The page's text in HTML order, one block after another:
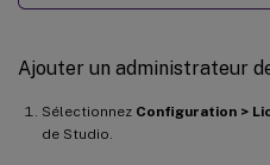
Ajouter un administrateur
Sélectionnez Configuration >
de Studio.